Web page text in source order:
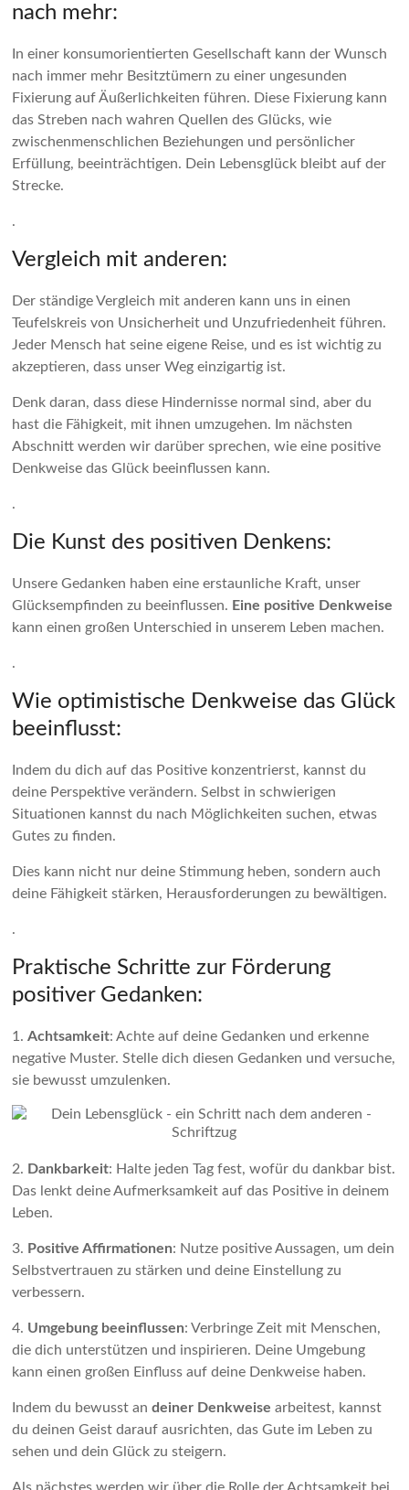
nach mehr:
In einer konsumorientierten Gesellschaft kann der Wunsch
nach immer mehr Besitztümern zu einer ungesunden
Fixierung auf Äußerlichkeiten führen. Diese Fixierung kann
das Streben nach wahren Quellen des Glücks, wie
zwischenmenschlichen Beziehungen und persönlicher
Erfüllung, beeinträchtigen. Dein Lebensglück bleibt auf der
Strecke.
.
Vergleich mit anderen:
Der ständige Vergleich mit anderen kann uns in einen
Teufelskreis von Unsicherheit und Unzufriedenheit führen.
Jeder Mensch hat seine eigene Reise, und es ist wichtig zu
akzeptieren, dass unser Weg einzigartig ist.
Denk daran, dass diese Hindernisse normal sind, aber du
hast die Fähigkeit, mit ihnen umzugehen. Im nächsten
Abschnitt werden wir darüber sprechen, wie eine positive
Denkweise das Glück beeinflussen kann.
.
Die Kunst des positiven Denkens:
Unsere Gedanken haben eine erstaunliche Kraft, unser
Glücksempfinden zu beeinflussen. Eine positive Denkweise
kann einen großen Unterschied in unserem Leben machen.
.
Wie optimistische Denkweise das Glück
beeinflusst:
Indem du dich auf das Positive konzentrierst, kannst du
deine Perspektive verändern. Selbst in schwierigen
Situationen kannst du nach Möglichkeiten suchen, etwas
Gutes zu finden.
Dies kann nicht nur deine Stimmung heben, sondern auch
deine Fähigkeit stärken, Herausforderungen zu bewältigen.
.
Praktische Schritte zur Förderung
positiver Gedanken:
1.Achtsamkeit: Achte auf deine Gedanken und erkenne
negative Muster. Stelle dich diesen Gedanken und versuche,
sie bewusst umzulenken.
2. Dankbarkeit: Halte jeden Tag fest, wofür du dankbar bist.
Das lenkt deine Aufmerksamkeit auf das Positive in deinem
Leben.
3. Positive Affirmationen: Nutze positive Aussagen, um dein
Selbstvertrauen zu stärken und deine Einstellung zu
verbessern.
4. Umgebung beeinflussen: Verbringe Zeit mit Menschen,
die dich unterstützen und inspirieren. Deine Umgebung
kann einen großen Einfluss auf deine Denkweise haben.
Indem du bewusst andeiner Denkweise arbeitest, kannst
du deinen Geist darauf ausrichten, das Gute im Leben zu
sehen und dein Glück zu steigern.